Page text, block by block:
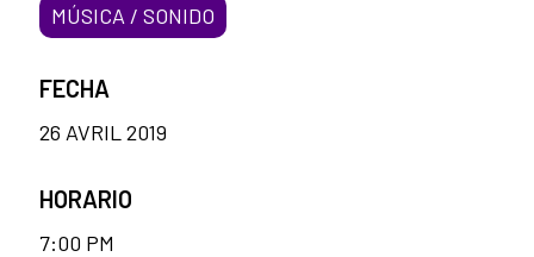
MÚSICA / SONIDO
FECHA
26 AVRIL 2019
HORARIO
7:00 PM